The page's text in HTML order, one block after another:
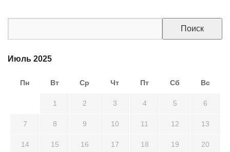
Июль 2025
Пн Вт Ср Чт Пт Сб Вс
1 2 3 4 5 6
7 8 9 10 11 12 13
14 15 16 17 18 19 20